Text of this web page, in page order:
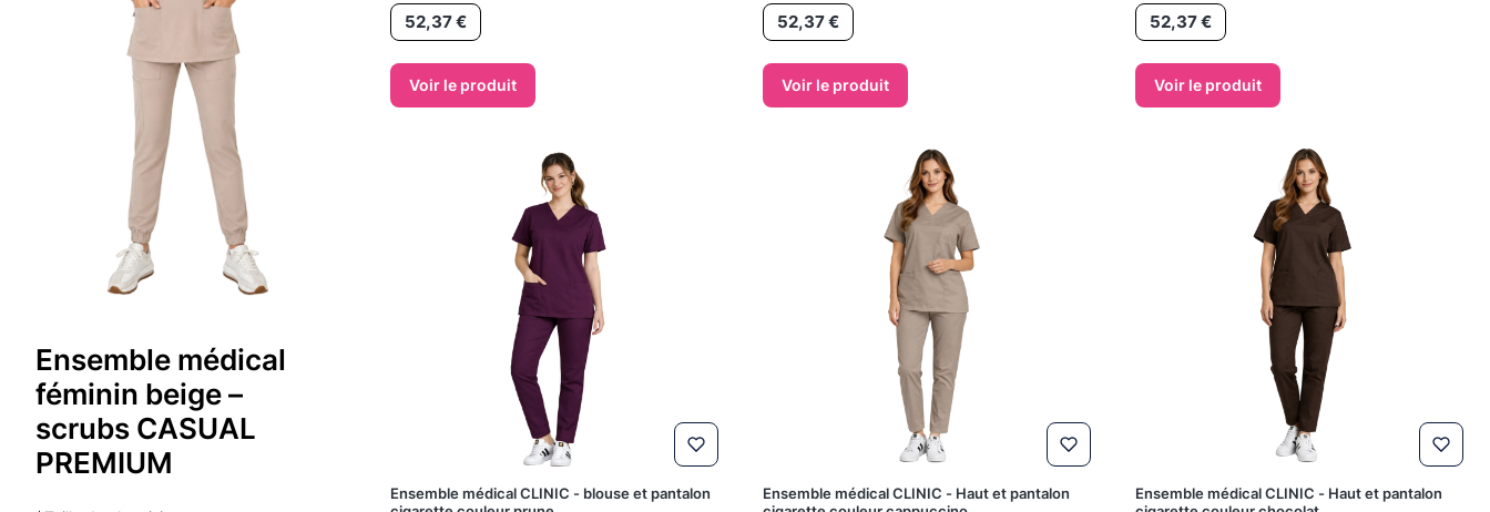
Ensemble médical
féminin beige –
scrubs CASUAL
PREMIUM
Prix52,37 €
Voir le produit
Prix52,37 €
Voir le produit
Prix52,37 €
Voir le produit
Ensemble médical CLINIC - blouse et pantalon
Ensemble médical CLINIC - Haut et pantalon
Ensemble médical CLINIC - Haut et pantalon